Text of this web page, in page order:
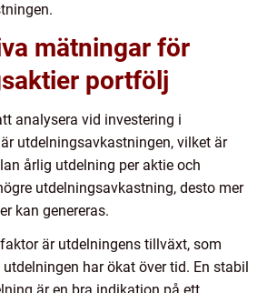
mätningar för
portfölj
analysera vid investering i
utdelningsavkastningen, vilket är
årlig utdelning per aktie och
utdelningsavkastning, desto mer
kan genereras.
är utdelningens tillväxt, som
har ökat över tid. En stabil